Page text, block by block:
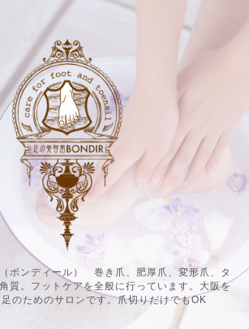
ボンディール） 巻き爪、肥厚爪、変形爪、タ
質。フットケアを全般に行っています。大阪を
のためのサロンです。爪切りだけでもOK